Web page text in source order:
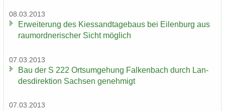
08.03.2013
Er­wei­te­rung des Kies­sand­ta­ge­baus bei Ei­len­burg aus
raum­ord­ne­ri­scher Sicht mög­lich
07.03.2013
Bau der S 222 Orts­um­ge­hung Fal­ken­bach durch Lan­
des­di­rek­ti­on Sach­sen ge­neh­migt
07.03.2013